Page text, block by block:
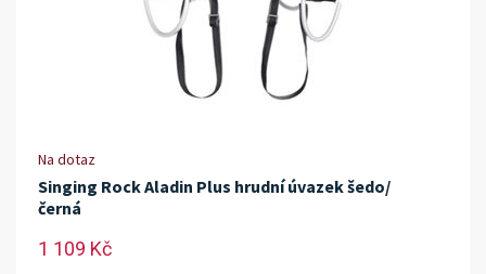
Na dotaz
Singing Rock Aladin Plus hrudní úvazek šedo/
černá
1 109 Kč